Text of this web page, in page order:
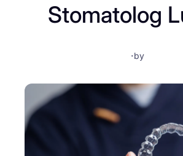
Stomatolog
·by